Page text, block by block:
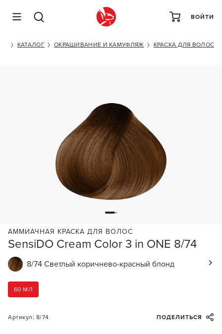
ВОЙТИ
КАТАЛОГ ОКРАШИВАНИЕ И КАМУФЛЯЖ КРАСКА ДЛЯ ВОЛОС
SensiDO Cream Color 3 in ONE 8/74
АММИАЧНАЯ КРАСКА ДЛЯ ВОЛОС
8/74 Светлый коричнево-красный блонд
60 МЛ
Артикул: 8/74 ПОДЕЛИТЬСЯ
SENSIDO CREAM COLOR 3 IN ONE 8/74